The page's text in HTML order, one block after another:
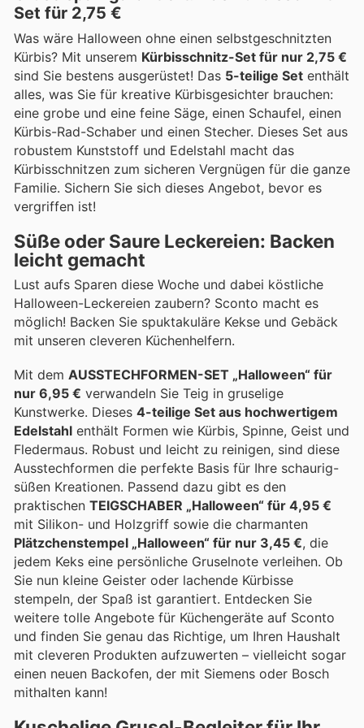
Set für 2,75 €
Was wäre Halloween ohne einen selbstgeschnitzten
Kürbis? Mit unserem Kürbisschnitz-Set für nur 2,75 €
sind Sie bestens ausgerüstet! Das 5-teilige Set enthält
alles, was Sie für kreative Kürbisgesichter brauchen:
eine grobe und eine feine Säge, einen Schaufel, einen
Kürbis-Rad-Schaber und einen Stecher. Dieses Set aus
robustem Kunststoff und Edelstahl macht das
Kürbisschnitzen zum sicheren Vergnügen für die ganze
Familie. Sichern Sie sich dieses Angebot, bevor es
vergriffen ist!
Süße oder Saure Leckereien: Backen
leicht gemacht
Lust aufs Sparen diese Woche und dabei köstliche
Halloween-Leckereien zaubern? Sconto macht es
möglich! Backen Sie spuktakuläre Kekse und Gebäck
mit unseren cleveren Küchenhelfern.
Mit dem AUSSTECHFORMEN-SET „Halloween“ für
nur 6,95 € verwandeln Sie Teig in gruselige
Kunstwerke. Dieses 4-teilige Set aus hochwertigem
Edelstahl enthält Formen wie Kürbis, Spinne, Geist und
Fledermaus. Robust und leicht zu reinigen, sind diese
Ausstechformen die perfekte Basis für Ihre schaurig-
süßen Kreationen. Passend dazu gibt es den
praktischen TEIGSCHABER „Halloween“ für 4,95 €
mit Silikon- und Holzgriff sowie die charmanten
Plätzchenstempel „Halloween“ für nur 3,45 €, die
jedem Keks eine persönliche Gruselnote verleihen. Ob
Sie nun kleine Geister oder lachende Kürbisse
stempeln, der Spaß ist garantiert. Entdecken Sie
weitere tolle Angebote für Küchengeräte auf Sconto
und finden Sie genau das Richtige, um Ihren Haushalt
mit cleveren Produkten aufzuwerten – vielleicht sogar
einen neuen Backofen, der mit Siemens oder Bosch
mithalten kann!